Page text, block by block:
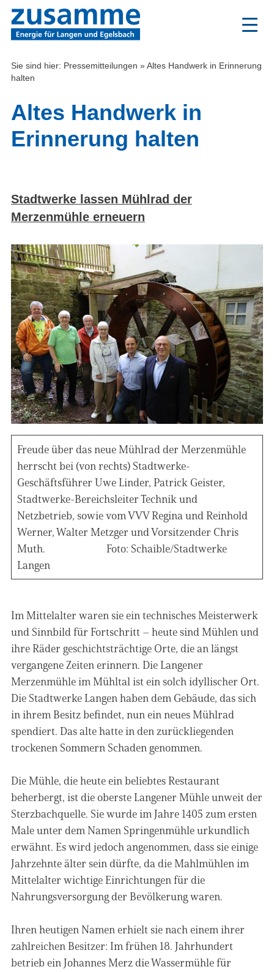
Zum
Inhalt
Sie sind hier: Pressemitteilungen » Altes Handwerk in Erinnerung
halten
Altes Handwerk in
Erinnerung halten
Stadtwerke lassen Mühlrad der
Merzenmühle erneuern
Freude über das neue Mühlrad der Merzenmühle
herrscht bei (von rechts) Stadtwerke-
Geschäftsführer Uwe Linder, Patrick Geister,
Stadtwerke-Bereichsleiter Technik und
Netzbetrieb, sowie vom VVV Regina und Reinhold
Werner, Walter Metzger und Vorsitzender Chris
Muth. Foto: Schaible/Stadtwerke
Langen
Im Mittelalter waren sie ein technisches Meisterwerk
und Sinnbild für Fortschritt – heute sind Mühlen und
ihre Räder geschichtsträchtige Orte, die an längst
vergangene Zeiten erinnern. Die Langener
Merzenmühle im Mühltal ist ein solch idyllischer Ort.
Die Stadtwerke Langen haben dem Gebäude, das sich
in ihrem Besitz befindet, nun ein neues Mühlrad
spendiert. Das alte hatte in den zurückliegenden
trockenen Sommern Schaden genommen.
Die Mühle, die heute ein beliebtes Restaurant
beherbergt, ist die oberste Langener Mühle unweit der
Sterzbachquelle. Sie wurde im Jahre 1405 zum ersten
Male unter dem Namen Springenmühle urkundlich
erwähnt. Es wird jedoch angenommen, dass sie einige
Jahrzehnte älter sein dürfte, da die Mahlmühlen im
Mittelalter wichtige Einrichtungen für die
Nahrungsversorgung der Bevölkerung waren.
Ihren heutigen Namen erhielt sie nach einem ihrer
zahlreichen Besitzer: Im frühen 18. Jahrhundert
betrieb ein Johannes Merz die Wassermühle für